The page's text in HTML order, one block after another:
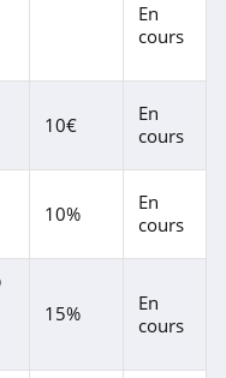
4.2
Reolink
4.1
Sennheiser
En
cours
10€
En
cours
10%
En
cours
15%
En
cours